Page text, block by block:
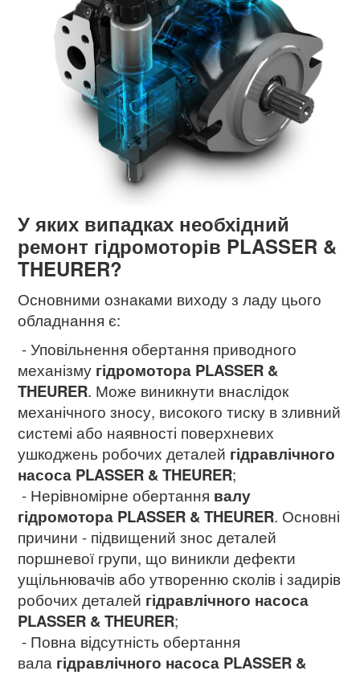
У яких випадках необхідний
ремонт гідромоторів PLASSER &
THEURER?
Основними ознаками виходу з ладу цього
обладнання є:
- Уповільнення обертання приводного
механізму гідромотора PLASSER &
THEURER. Може виникнути внаслідок
механічного зносу, високого тиску в зливний
системі або наявності поверхневих
ушкоджень робочих деталей гідравлічного
насоса PLASSER & THEURER;
- Нерівномірне обертання валу
гідромотора PLASSER & THEURER. Основні
причини - підвищений знос деталей
поршневої групи, що виникли дефекти
ущільнювачів або утворенню сколів і задирів
робочих деталей гідравлічного насоса
PLASSER & THEURER;
- Повна відсутність обертання
вала гідравлічного насоса PLASSER &